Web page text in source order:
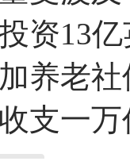
资13
养老
支一